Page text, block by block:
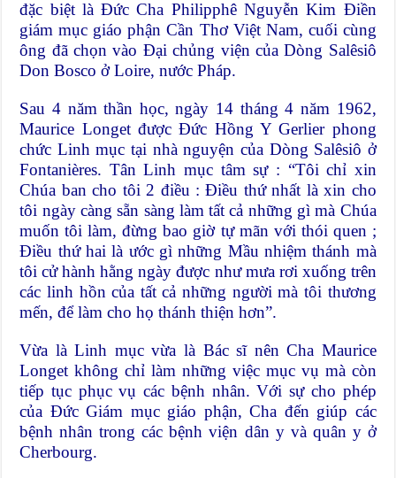
đặc biệt là Đức Cha Philipphê Nguyễn Kim Điền
giám mục giáo phận Cần Thơ Việt Nam, cuối cùng
ông đã chọn vào Đại chủng viện của Dòng Salêsiô
Don Bosco ở Loire, nước Pháp.
Sau 4 năm thần học, ngày 14 tháng 4 năm 1962,
Maurice Longet được Đức Hồng Y Gerlier phong
chức Linh mục tại nhà nguyện của Dòng Salêsiô ở
Fontanières. Tân Linh mục tâm sự : “Tôi chỉ xin
Chúa ban cho tôi 2 điều : Điều thứ nhất là xin cho
tôi ngày càng sẵn sàng làm tất cả những gì mà Chúa
muốn tôi làm, đừng bao giờ tự mãn với thói quen ;
Điều thứ hai là ước gì những Mầu nhiệm thánh mà
tôi cử hành hằng ngày được như mưa rơi xuống trên
các linh hồn của tất cả những người mà tôi thương
mến, để làm cho họ thánh thiện hơn”.
Vừa là Linh mục vừa là Bác sĩ nên Cha Maurice
Longet không chỉ làm những việc mục vụ mà còn
tiếp tục phục vụ các bệnh nhân. Với sự cho phép
của Đức Giám mục giáo phận, Cha đến giúp các
bệnh nhân trong các bệnh viện dân y và quân y ở
Cherbourg.